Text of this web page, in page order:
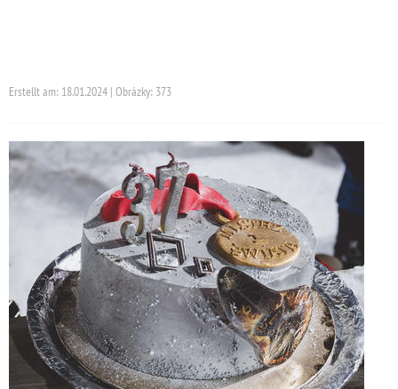
Erstellt am: 18.01.2024 | Obrázky: 373